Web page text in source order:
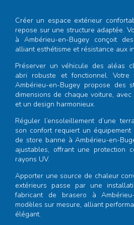
Créer un espace extérieur
repose sur une structure adaptée.
à Ambérieu-en-Bugeyconçoit des
alliant esthétisme et résistance aux
Préserver un véhicule des aléas
abri robuste et fonctionnel. Votre
Ambérieu-en-Bugey propose des
dimensions de chaque voiture,
et un design harmonieux.
Réguler l’ensoleillement d’une
son confort requiert un
de store banne à Ambérieu-en-
ajustables, offrant une protection
rayons UV.
Apporter une source de chaleur
extérieurs passe par une
fabricant de brasero à
modèles sur mesure, alliant
élégant.